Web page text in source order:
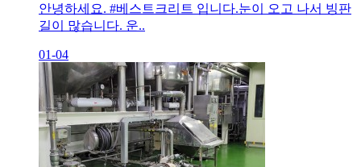
안녕하세요. #베스트크리트 입니다.눈이 오고 나서 빙판
길이 많습니다. 운..
01-04